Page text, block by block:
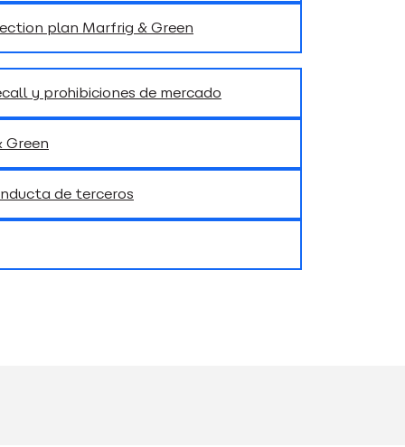
plan Marfrig & Green
y prohibiciones de mercado
de terceros